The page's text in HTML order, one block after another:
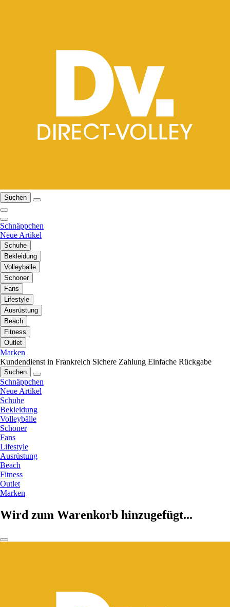
Suchen
Schnäppchen
Neue Artikel
Schuhe
Bekleidung
Volleybälle
Schoner
Fans
Lifestyle
Ausrüstung
Beach
Fitness
Outlet
Marken
Kundendienst in Frankreich Sichere Zahlung Einfache Rückgabe
Suchen
Schnäppchen
Neue Artikel
Schuhe
Bekleidung
Volleybälle
Schoner
Fans
Lifestyle
Ausrüstung
Beach
Fitness
Outlet
Marken
Wird zum Warenkorb hinzugefügt...